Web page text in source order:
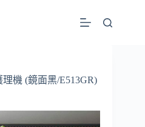
理機 (鏡面黑/E513GR)